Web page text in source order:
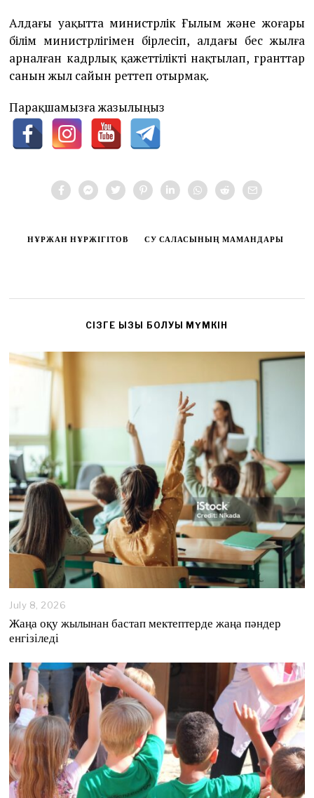
Алдағы уақытта министрлік Ғылым және жоғары
білім министрлігімен бірлесіп, алдағы бес жылға
арналған кадрлық қажеттілікті нақтылап, гранттар
санын жыл сайын реттеп отырмақ.
Парақшамызға жазылыңыз
НҰРЖАН НҰРЖІГІТОВ СУ САЛАСЫНЫҢ МАМАНДАРЫ
CІЗГЕ ҚЫЗЫҚ БОЛУЫ МҮМКІН
July 8, 2026
l
,
0
2
6
Жаңа оқу жылынан бастап мектептерде жаңа пәндер
енгізіледі